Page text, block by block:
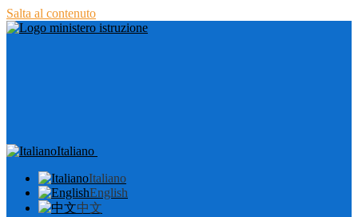
Salta al contenuto
Italiano
Italiano
English
中文